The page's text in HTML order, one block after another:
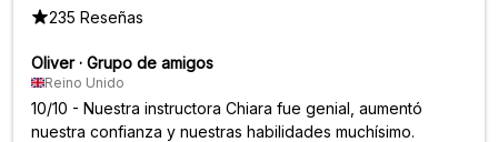
235 Reseñas
Oliver · Grupo de amigos
Reino Unido
10/10 - Nuestra instructora Chiara fue genial, aumentó
nuestra confianza y nuestras habilidades muchísimo.